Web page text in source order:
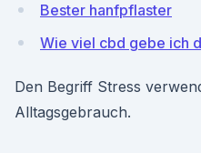
Bester hanfpflaster
Wie viel cbd gebe ich
Den Begriff Stress
Alltagsgebrauch.